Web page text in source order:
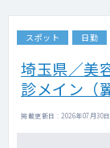
スポット 日勤
埼玉県／美
診メイン（
掲載更新日 : 2026年07月30